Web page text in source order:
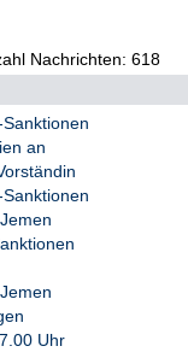
Nachrichten: 618
an
Uhr